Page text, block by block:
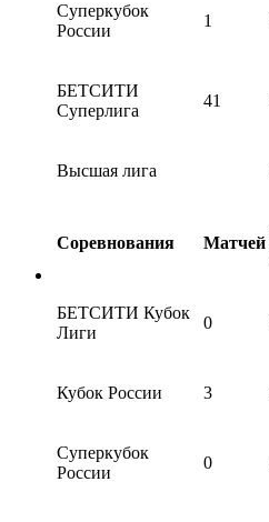
Суперкубок
России
1
БЕТСИТИ
Суперлига
41
Высшая лига
Соревнования Матчей
БЕТСИТИ Кубок
Лиги
0
Кубок России 3
Суперкубок
России
0